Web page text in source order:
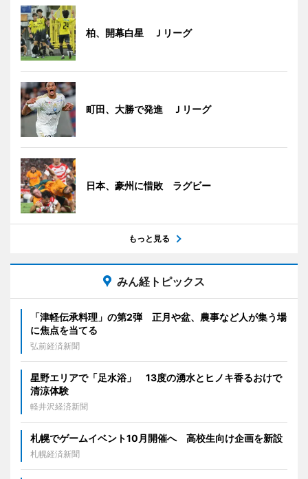
柏、開幕白星 Ｊリーグ
町田、大勝で発進 Ｊリーグ
日本、豪州に惜敗 ラグビー
もっと見る
みん経トピックス
「津軽伝承料理」の第2弾 正月や盆、農事など人が集う場
に焦点を当てる
弘前経済新聞
星野エリアで「足水浴」 13度の湧水とヒノキ香るおけで
清涼体験
軽井沢経済新聞
札幌でゲームイベント10月開催へ 高校生向け企画を新設
札幌経済新聞